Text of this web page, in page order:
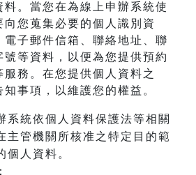
料。當您在為線上申辦系統使
向您蒐集必要的個人識別資
電子郵件信箱、聯絡地址、聯
等資料，以便為您提供預約
務。在您提供個人資料之
事項，以維護您的權益。
系統依個人資料保護法等相關
主管機關所核准之特定目的範
個人資料。